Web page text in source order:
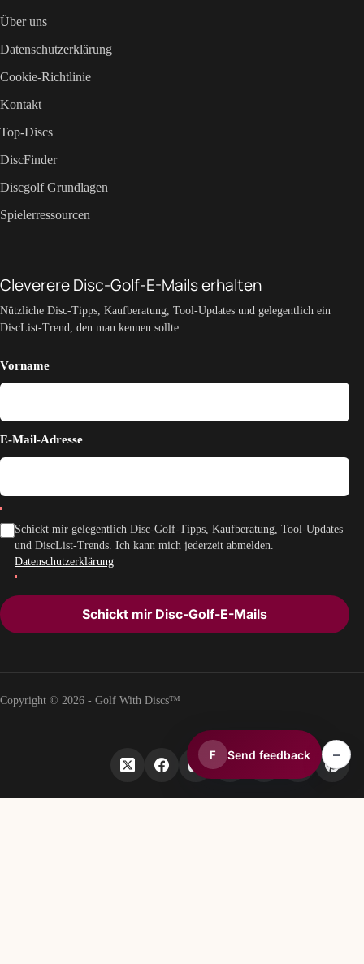
Über uns
Datenschutzerklärung
Cookie-Richtlinie
Kontakt
Top-Discs
DiscFinder
Discgolf Grundlagen
Spielerressourcen
Cleverere Disc-Golf-E-Mails erhalten
Nützliche Disc-Tipps, Kaufberatung, Tool-Updates und gelegentlich ein
DiscList-Trend, den man kennen sollte.
Vorname
E-Mail-Adresse
Schickt mir gelegentlich Disc-Golf-Tipps, Kaufberatung, Tool-Updates
und DiscList-Trends. Ich kann mich jederzeit abmelden.
Datenschutzerklärung
Schickt mir Disc-Golf-E-Mails
Copyright © 2026 - Golf With Discs™
F Send feedback –